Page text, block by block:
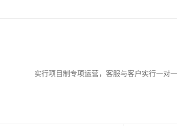
实行项目制专项运营，客服与客户实行一对